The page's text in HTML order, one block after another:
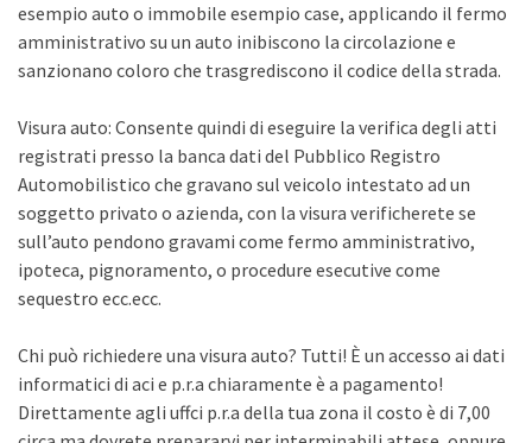
esempio auto o immobile esempio case, applicando il fermo
amministrativo su un auto inibiscono la circolazione e
sanzionano coloro che trasgrediscono il codice della strada.
Visura auto: Consente quindi di eseguire la verifica degli atti
registrati presso la banca dati del Pubblico Registro
Automobilistico che gravano sul veicolo intestato ad un
soggetto privato o azienda, con la visura verificherete se
sull’auto pendono gravami come fermo amministrativo,
ipoteca, pignoramento, o procedure esecutive come
sequestro ecc.ecc.
Chi può richiedere una visura auto? Tutti! È un accesso ai dati
informatici di aci e p.r.a chiaramente è a pagamento!
Direttamente agli uffci p.r.a della tua zona il costo è di 7,00